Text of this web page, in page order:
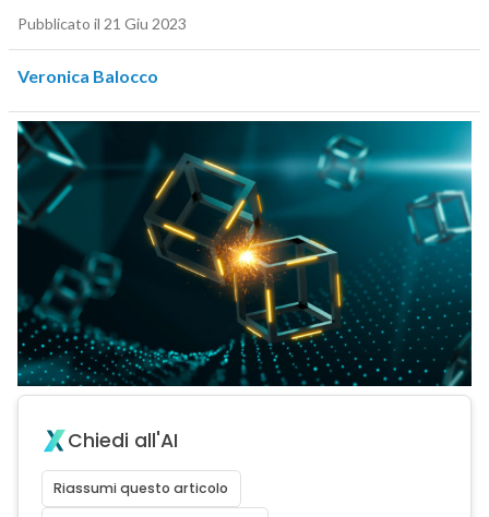
Pubblicato il 21 Giu 2023
Veronica Balocco
Chiedi all'AI
Riassumi questo articolo